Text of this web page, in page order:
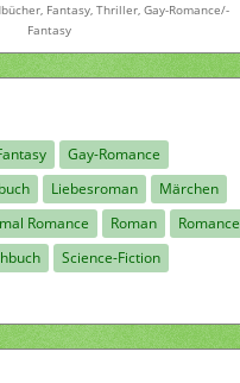
Fantasy, Thriller, Gay-Romance/-
Fantasy
Gay-Romance
Liebesroman
Märchen
Romance Roman
Romance
Science-Fiction